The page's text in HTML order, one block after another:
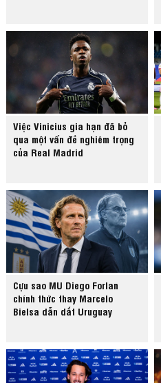
Việc Vinicius gia hạn đã bỏ
qua một vấn đề nghiêm trọng
của Real Madrid
Cựu sao MU Diego Forlan
chính thức thay Marcelo
Bielsa dẫn dắt Uruguay